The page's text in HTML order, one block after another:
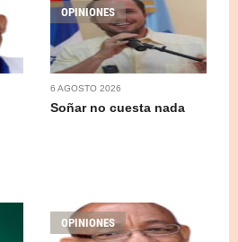
OPINIONES
6 AGOSTO 2026
Soñar no cuesta nada
OPINIONES